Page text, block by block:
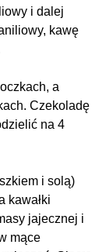
i dalej
kawę
a
Czekoladę
na 4
i solą)
kawałki
jajecznej i
mące